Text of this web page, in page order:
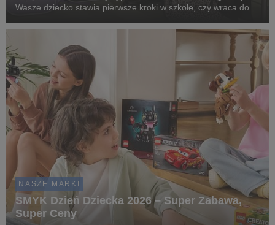
Wasze dziecko stawia pierwsze kroki w szkole, czy wraca do
wszystko, co potrzebne, by rozpocząć nowy...
NASZE MARKI
SMYK Dzień Dziecka 2026 – Super Zabawa,
Super Ceny